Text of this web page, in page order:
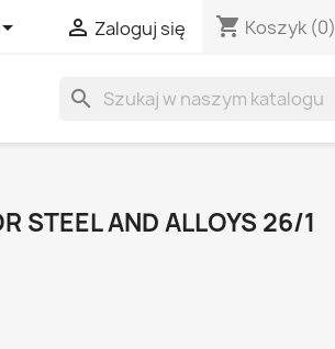
 Zaloguj się shopping_cart Koszyk (0)
search
STEEL AND ALLOYS 26/1